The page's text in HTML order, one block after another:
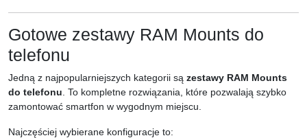
Gotowe zestawy RAM Mounts do
telefonu
Jedną z najpopularniejszych kategorii są zestawy RAM Mounts
do telefonu . To kompletne rozwiązania, które pozwalają szybko
zamontować smartfon w wygodnym miejscu.
Najczęściej wybierane konfiguracje to: